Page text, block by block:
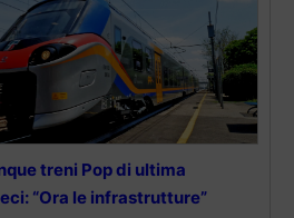
treni Pop di ultima
“Ora le infrastrutture”